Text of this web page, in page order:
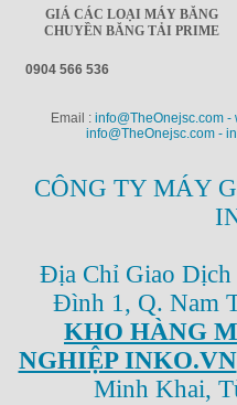
GIÁ CÁC LOẠI MÁY BĂNG
CHUYỀN BĂNG TẢI PRIME
0904 566 536
Email : info@TheOnejsc.com -
info@TheOnejsc.com -
CÔNG TY MÁY
Địa Chỉ Giao
Đình 1, Q. Nam
KHO HÀNG
NGHIỆP INKO.VN
Minh Khai,